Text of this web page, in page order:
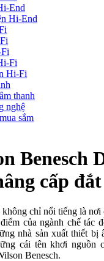
End
Hi-End
Fi
Hi-Fi
thanh
nghệ
sắm
Benesch
cấp
chỉ nổi tiếng là nơi
của ngành chế tác
nhà sản xuất thiết bị
cái tên khơi nguồn
Benesch.